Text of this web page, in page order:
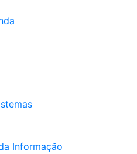
Informação